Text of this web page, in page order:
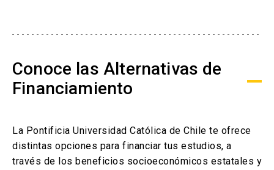
Conoce las Alternativas de
Financiamiento
La Pontificia Universidad Católica de Chile te ofrece
distintas opciones para financiar tus estudios, a
través de los beneficios socioeconómicos estatales y